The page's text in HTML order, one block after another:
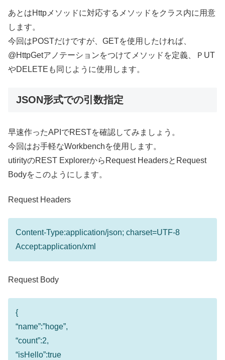
あとはHttpメソッドに対応するメソッドをクラス内に用意
します。
今回はPOSTだけですが、GETを使用したければ、
@HttpGetアノテーションをつけてメソッドを定義、ＰUT
やDELETEも同じように使用します。
JSON形式での引数指定
早速作ったAPIでRESTを確認してみましょう。
今回はお手軽なWorkbenchを使用します。
utirityのREST ExplorerからRequest HeadersとRequest
Bodyをこのようにします。
Request Headers
Content-Type:application/json; charset=UTF-8
Accept:application/xml
Request Body
{
“name”:”hoge”,
“count”:2,
“isHello”:true